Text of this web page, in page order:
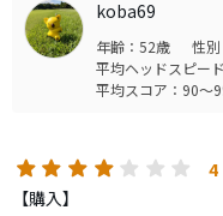
の24なのでパター様様
ディスタンス系のボー
はやや硬いと思います
猫背に構えることが多
でしたがvictoriaでは34
koba69
年齢：52歳 性
平均ヘッドスピー
平均スコア：90～
4
【購入】